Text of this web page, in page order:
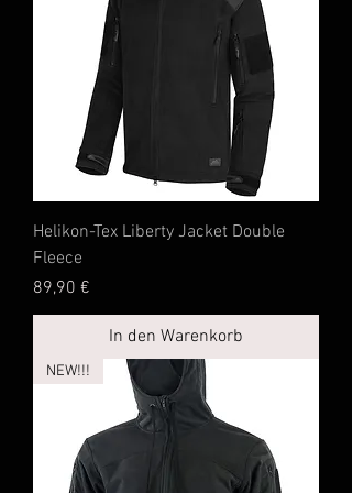
Helikon-Tex Liberty Jacket Double
Fleece
Preis
89,90 €
In den Warenkorb
NEW!!!